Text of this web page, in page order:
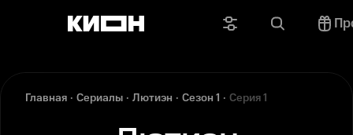
Главная Сериалы Лютиэн Сезон 1 Серия 1